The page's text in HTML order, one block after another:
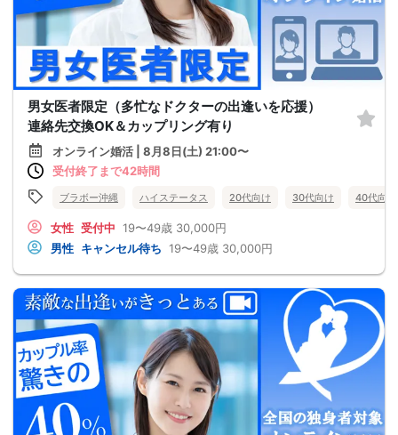
男女医者限定（多忙なドクターの出逢いを応援）
連絡先交換OK＆カップリング有り
オンライン婚活 | 8月8日(土) 21:00〜
受付終了まで42時間
ブラボー沖縄 ハイステータス 20代向け 30代向け 40代向け
女性 受付中 19〜49歳 30,000円
男性 キャンセル待ち 19〜49歳 30,000円